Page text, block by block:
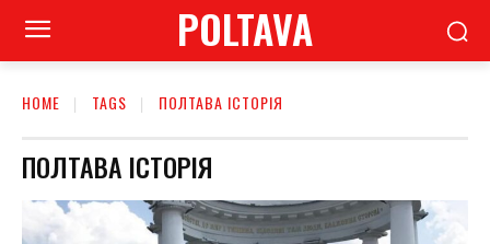
POLTAVA
HOME TAGS ПОЛТАВА ІСТОРІЯ
ПОЛТАВА ІСТОРІЯ